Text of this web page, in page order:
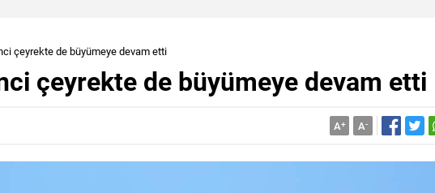
çeyrekte de büyümeye devam etti
çeyrekte de büyümeye devam etti
A+ A-